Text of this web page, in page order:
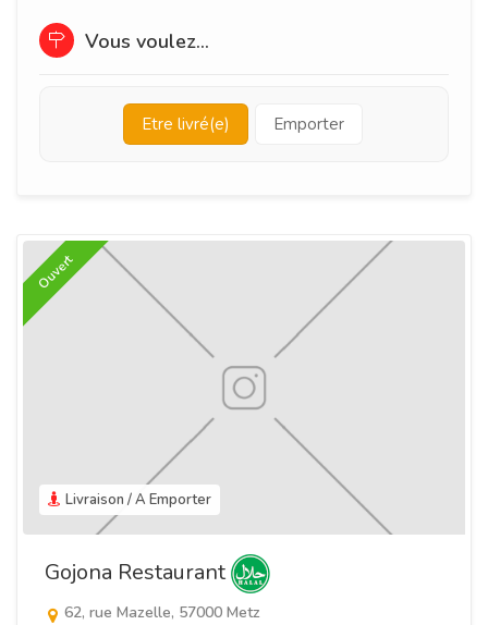
Vous voulez...
Etre livré(e) Emporter
Livraison / A Emporter
Ouvert
Gojona Restaurant
62, rue Mazelle, 57000 Metz